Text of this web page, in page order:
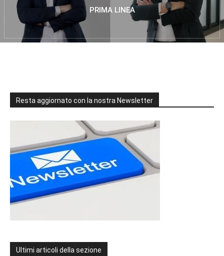
PRIMA LINEA
Resta aggiornato con la nostra Newsletter
Ultimi articoli della sezione